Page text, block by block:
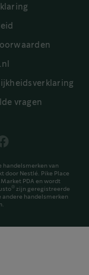
vragen
handelsmerken van
door Nestlé. Pike Place
PDA en wordt
® zijn geregistreerde
andere handelsmerken